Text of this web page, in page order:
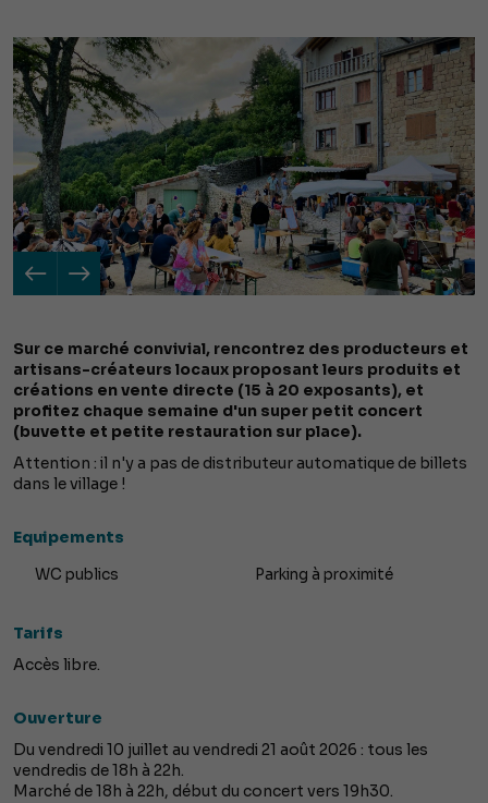
Sur ce marché convivial, rencontrez des producteurs et
artisans-créateurs locaux proposant leurs produits et
créations en vente directe (15 à 20 exposants), et
profitez chaque semaine d'un super petit concert
(buvette et petite restauration sur place).
Attention : il n'y a pas de distributeur automatique de billets
dans le village !
Equipements
WC publics Parking à proximité
Tarifs
Accès libre.
Ouverture
Du vendredi 10 juillet au vendredi 21 août 2026 : tous les
vendredis de 18h à 22h.
Marché de 18h à 22h, début du concert vers 19h30.